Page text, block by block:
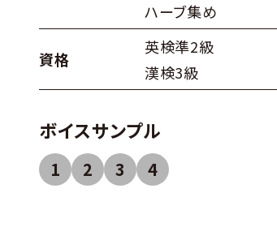
ハーブ集め
資格
英検準2級
漢検3級
ボイスサンプル
1 2 3 4